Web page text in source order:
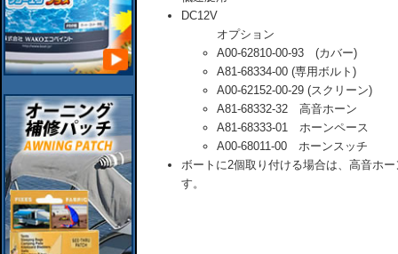
DC12V
オプション
A00-62810-00-93 (カバー)
A81-68334-00 (専用ボルト)
A00-62152-00-29 (スクリーン)
A81-68332-32 高音ホーン
A81-68333-01 ホーンペース
A00-68011-00 ホーンスッチ
ボートに2個取り付ける場合は、高音ホ
す。